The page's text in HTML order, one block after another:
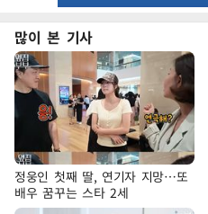
많이 본 기사
정웅인 첫째 딸, 연기자 지망…또
배우 꿈꾸는 스타 2세